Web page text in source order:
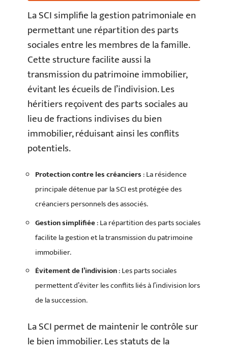
La SCI simplifie la gestion patrimoniale en
permettant une répartition des parts
sociales entre les membres de la famille.
Cette structure facilite aussi la
transmission du patrimoine immobilier,
évitant les écueils de l’indivision. Les
héritiers reçoivent des parts sociales au
lieu de fractions indivises du bien
immobilier, réduisant ainsi les conflits
potentiels.
Protection contre les créanciers: La résidence
principale détenue par la SCI est protégée des
créanciers personnels des associés.
Gestion simplifiée: La répartition des parts sociales
facilite la gestion et la transmission du patrimoine
immobilier.
Évitement de l’indivision: Les parts sociales
permettent d’éviter les conflits liés à l’indivision lors
de la succession.
La SCI permet de maintenir le contrôle sur
le bien immobilier. Les statuts de la